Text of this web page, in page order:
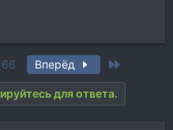
Вперёд
для ответа.